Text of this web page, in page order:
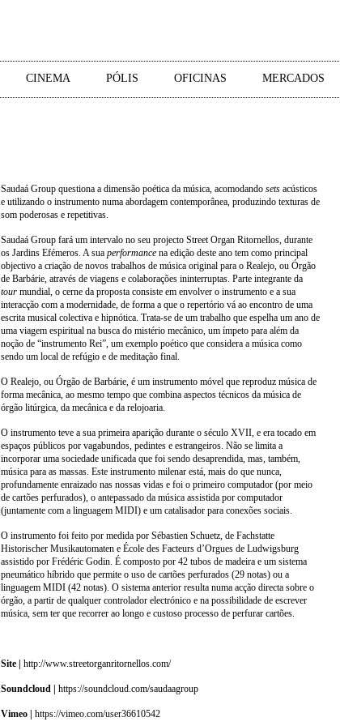
CINEMA PÓLIS OFICINAS MERCADOS
Saudaá Group questiona a dimensão poética da música, acomodando setsacústicos
e utilizando o instrumento numa abordagem contemporânea, produzindo texturas de
som poderosas e repetitivas.
Saudaá Group fará um intervalo no seu projecto Street Organ Ritornellos, durante
os Jardins Efémeros. A sua performancena edição deste ano tem como principal
objectivo a criação de novos trabalhos de música original para o Realejo, ou Órgão
de Barbárie, através de viagens e colaborações ininterruptas. Parte integrante da
tourmundial, o cerne da proposta consiste em envolver o instrumento e a sua
interacção com a modernidade, de forma a que o repertório vá ao encontro de uma
escrita musical colectiva e hipnótica. Trata-se de um trabalho que espelha um ano de
uma viagem espiritual na busca do mistério mecânico, um ímpeto para além da
noção de “instrumento Rei”, um exemplo poético que considera a música como
sendo um local de refúgio e de meditação final.
O Realejo, ou Órgão de Barbárie, é um instrumento móvel que reproduz música de
forma mecânica, ao mesmo tempo que combina aspectos técnicos da música de
órgão litúrgica, da mecânica e da relojoaria.
O instrumento teve a sua primeira aparição durante o século XVII, e era tocado em
espaços públicos por vagabundos, pedintes e estrangeiros. Não se limita a
incorporar uma sociedade unificada que foi sendo desaprendida, mas, também,
música para as massas. Este instrumento milenar está, mais do que nunca,
profundamente enraizado nas nossas vidas e foi o primeiro computador (por meio
de cartões perfurados), o antepassado da música assistida por computador
(juntamente com a linguagem MIDI) e um catalisador para conexões sociais.
O instrumento foi feito por medida por Sébastien Schuetz, de Fachstatte
Historischer Musikautomaten e École des Facteurs d’Orgues de Ludwigsburg
assistido por Frédéric Godin. É composto por 42 tubos de madeira e um sistema
pneumático híbrido que permite o uso de cartões perfurados (29 notas) ou a
linguagem MIDI (42 notas). O sistema anterior resulta numa acção directa sobre o
órgão, a partir de qualquer controlador electrónico e na possibilidade de escrever
música, sem ter que recorrer ao longo e custoso processo de perfurar cartões.
Site | http://www.streetorganritornellos.com/
Soundcloud | https://soundcloud.com/saudaagroup
Vimeo | https://vimeo.com/user36610542